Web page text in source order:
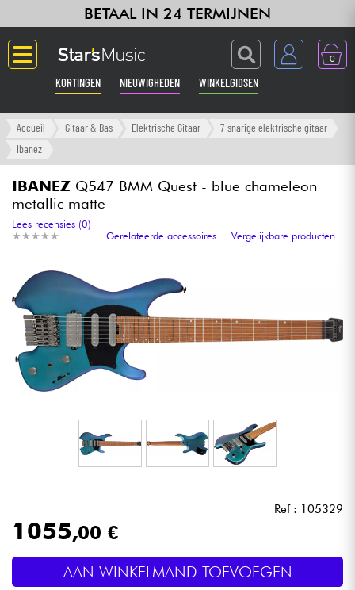
BETAAL IN 24 TERMIJNEN
0
KORTINGEN NIEUWIGHEDEN WINKELGIDSEN
Langue
Versterker & Effecten
Synths & samplers
Home-studio
Hoofdtelefoon
Licht
Drums & percussie
Accueil Gitaar & Bas Elektrische Gitaar
7-snarige elektrische gitaar
Ibanez
IBANEZ Q547 BMM Quest - blue chameleon
metallic matte
★ ★ ★ ★ ★
★ ★ ★ ★ ★
Lees recensies (0)
Gerelateerde accessoires
Vergelijkbare producten
Ref : 105329
1055,00 €
AAN WINKELMAND TOEVOEGEN